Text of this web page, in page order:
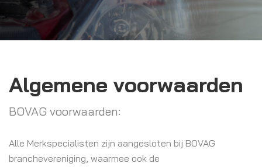
Algemene voorwaarden
BOVAG voorwaarden:
Alle Merkspecialisten zijn aangesloten bij BOVAG
branchevereniging, waarmee ook de